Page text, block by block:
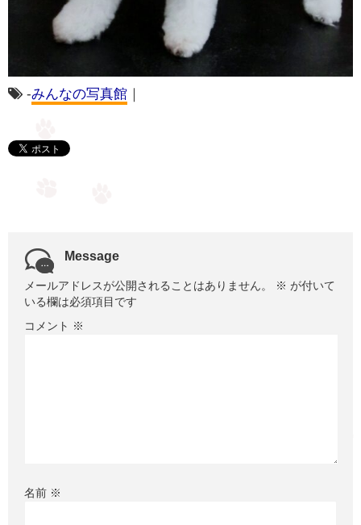
-みんなの写真館
Message
メールアドレスが公開されることはありません。 ※ が付いて
いる欄は必須項目です
コメント ※
名前 ※